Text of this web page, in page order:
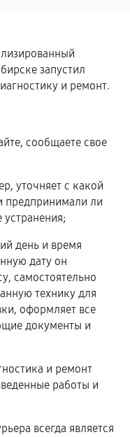
запустил
и ремонт.
сообщаете свое
уточняет с какой
предпринимали ли
устранения;
день и время
дату он
самостоятельно
технику для
оформляет все
документы и
и ремонт
работы и
всегда является